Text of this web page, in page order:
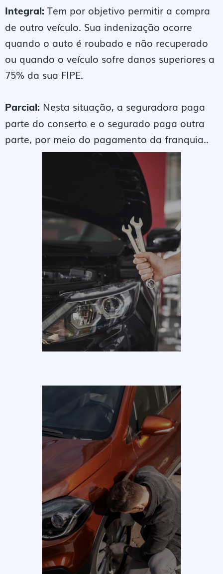
Integral: Tem por objetivo permitir a compra
de outro veículo. Sua indenização ocorre
quando o auto é roubado e não recuperado
ou quando o veículo sofre danos superiores a
75% da sua FIPE.
Parcial: Nesta situação, a seguradora paga
parte do conserto e o segurado paga outra
parte, por meio do pagamento da franquia..